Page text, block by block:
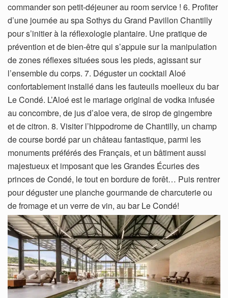
commander son petit-déjeuner au room service ! 6. Profiter
d’une journée au spa Sothys du Grand Pavillon Chantilly
pour s’initier à la réflexologie plantaire. Une pratique de
prévention et de bien-être qui s’appuie sur la manipulation
de zones réflexes situées sous les pieds, agissant sur
l’ensemble du corps. 7. Déguster un cocktail Aloé
confortablement installé dans les fauteuils moelleux du bar
Le Condé. L’Aloé est le mariage original de vodka infusée
au concombre, de jus d’aloe vera, de sirop de gingembre
et de citron. 8. Visiter l’hippodrome de Chantilly, un champ
de course bordé par un château fantastique, parmi les
monuments préférés des Français, et un bâtiment aussi
majestueux et imposant que les Grandes Écuries des
princes de Condé, le tout en bordure de forêt… Puis rentrer
pour déguster une planche gourmande de charcuterie ou
de fromage et un verre de vin, au bar Le Condé!